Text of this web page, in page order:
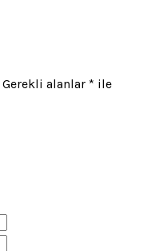
Gerekli alanlar * ile